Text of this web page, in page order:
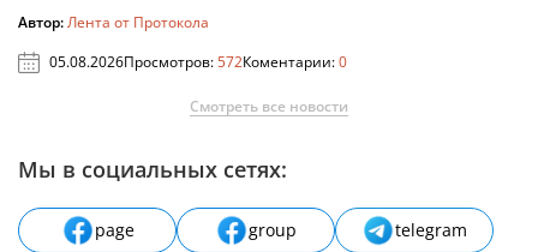
Автор:Лента от Протокола
05.08.2026Просмотров:572Коментарии:0
Смотреть все новости
Мы в социальных сетях:
page group
telegram